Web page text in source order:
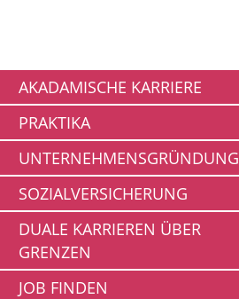
AKADAMISCHE KARRIERE
PRAKTIKA
UNTERNEHMENSGRÜNDUNG
SOZIALVERSICHERUNG
DUALE KARRIEREN ÜBER
GRENZEN
JOB FINDEN